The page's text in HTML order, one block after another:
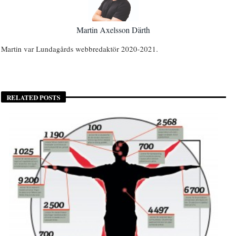
Martin Axelsson Därth
Martin var Lundagårds webbredaktör 2020-2021.
RELATED POSTS